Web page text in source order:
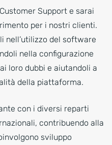
Support e sarai
per i nostri clienti.
nell’utilizzo del software
nella configurazione
loro dubbi e aiutandoli a
della piattaforma.
con i diversi reparti
contribuendo alla
sviluppo